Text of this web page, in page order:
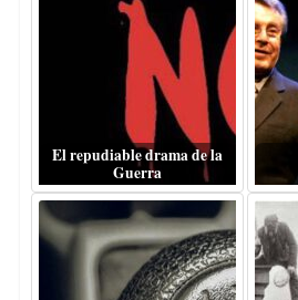
El repudiable drama de la
Guerra